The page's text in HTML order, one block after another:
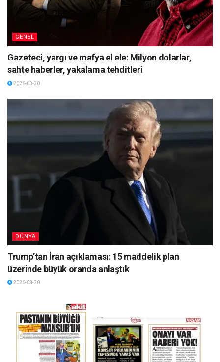
GENEL
Gazeteci, yargı ve mafya el ele: Milyon dolarlar,
sahte haberler, yakalama tehditleri
2026-03-30
DÜNYA
Trump’tan İran açıklaması: 15 maddelik plan
üzerinde büyük oranda anlaştık
2026-03-30